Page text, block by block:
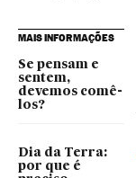
MAIS INFORMAÇÕES
Se pensam e
sentem,
devemos comê-
los?
Dia da Terra:
por que é